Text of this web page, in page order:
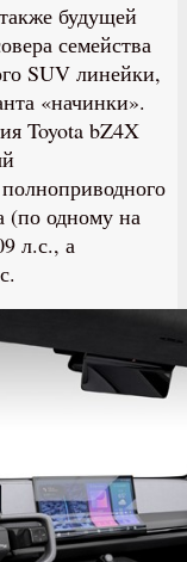
будущей
семейства
SUV линейки,
«начинки».
Toyota bZ4X
(по одному на
л.с., а